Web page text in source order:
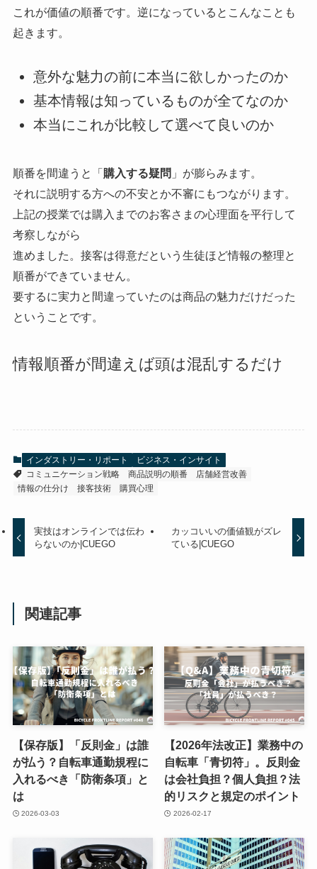
これが価値の順番です。逆になっているとこんなことも
起きます。
意外な魅力の前に本当に欲しかったのか
基本情報は知っているものが全てなのか
本当にこれが比較して選べて良いのか
順番を間違うと「購入する疑問 」が膨らみます。
それに説明する方への不安とか不審にもつながります。
上記の授業では購入までのお客さまの心理面を平行して
考察しながら
進めました。接客は得意だという生徒ほど情報の整理と
順番ができていません。
要するに実力と間違っていたのは商品の魅力だけだった
ということです。
情報順番が間違えば頭は混乱するだけ
インダストリー・リポート
ビジネス・インサイト
コミュニケーション戦略
商品説明の順番
店舗経営改善
情報の仕分け
接客技術 購買心理
実技はオンラインでは伝わ
らないのか|CUEGO
カッコいいの価値観がズレ
ている|CUEGO
関連記事
【保存版】「反則金」は誰
が払う？自転車通勤規程に
入れるべき「防衛条項」と
は
2026-03-03
【2026年法改正】業務中の
自転車「青切符」。反則金
は会社負担？個人負担？法
的リスクと規定のポイント
2026-02-17